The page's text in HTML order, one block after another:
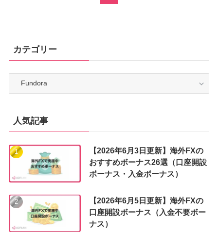
カテゴリー
人気記事
【2026年6月3日更新】海外FXの
おすすめボーナス26選（口座開設
ボーナス・入金ボーナス）
【2026年6月5日更新】海外FXの
口座開設ボーナス（入金不要ボー
ナス）